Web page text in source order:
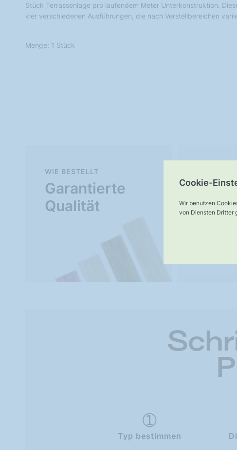
Cookie-
Wir benutzen
von Diensten Dritter
Stück Terrassenlage pro laufendem Meter Unterkonstruktion.
vier verschiedenen Ausführungen, die nach Verstellbereichen
Menge: 1 Stück
Garantierte
Qualität
WIE BESTELLT
Typ bestimmen